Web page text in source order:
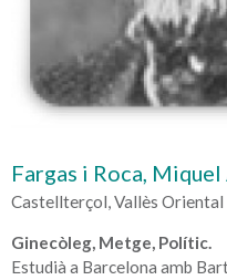
Fargas i Roca, Miquel
Castellterçol, Vallès
Ginecòleg, Metge, Polític.
Estudià a Barcelona amb